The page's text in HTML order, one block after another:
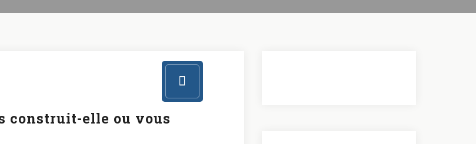
construit-elle ou vous